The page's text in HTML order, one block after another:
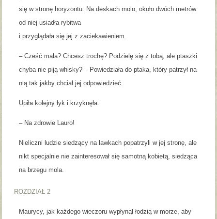
się w stronę horyzontu. Na deskach molo, około dwóch metrów
od niej usiadła rybitwa
i przyglądała się jej z zaciekawieniem.
– Cześć mała? Chcesz trochę? Podzielę się z tobą, ale ptaszki
chyba nie piją whisky? – Powiedziała do ptaka, który patrzył na
nią tak jakby chciał jej odpowiedzieć.
Upiła kolejny łyk i krzyknęła:
– Na zdrowie Lauro!
Nieliczni ludzie siedzący na ławkach popatrzyli w jej stronę, ale
nikt specjalnie nie zainteresował się samotną kobietą, siedząca
na brzegu mola.
ROZDZIAŁ 2
Maurycy, jak każdego wieczoru wypłynął łodzią w morze, aby